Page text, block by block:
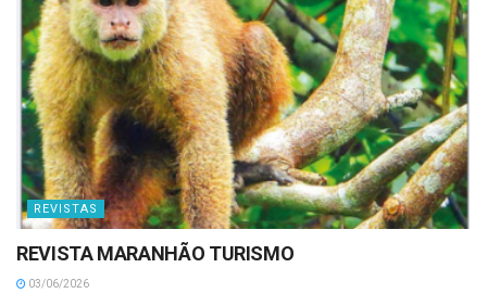
REVISTAS
REVISTA MARANHÃO TURISMO
03/06/2026